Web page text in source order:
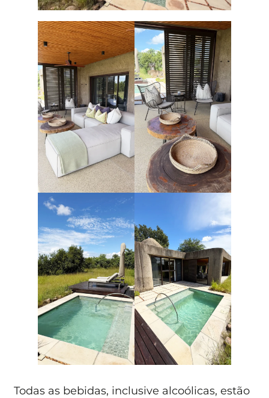
Todas as bebidas, inclusive alcoólicas, estão